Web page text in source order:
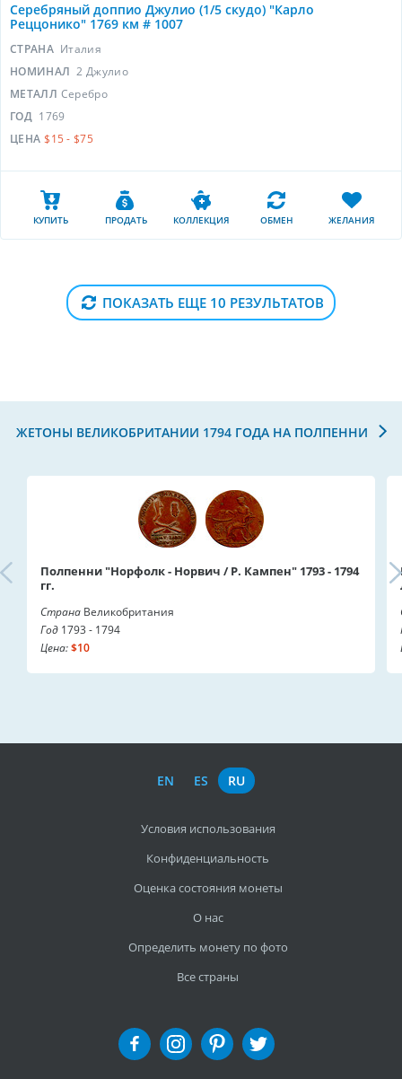
Серебряный доппио Джулио (1/5 скудо) "Карло
Реццонико" 1769 км # 1007
СТРАНА Италия
НОМИНАЛ 2 Джулио
МЕТАЛЛ Серебро
ГОД 1769
ЦЕНА $15 - $75
КУПИТЬ ПРОДАТЬ КОЛЛЕКЦИЯ ОБМЕН ЖЕЛАНИЯ
ПОКАЗАТЬ ЕЩЕ 10 РЕЗУЛЬТАТОВ
ЖЕТОНЫ ВЕЛИКОБРИТАНИИ 1794 ГОДА НА ПОЛПЕННИ
Полпенни "Норфолк - Норвич / Р. Кампен" 1793 - 1794
гг.
Страна Великобритания
Год 1793 - 1794
Цена:$10
EN ES RU
Условия использования
Конфиденциальность
Оценка состояния монеты
О нас
Определить монету по фото
Все страны